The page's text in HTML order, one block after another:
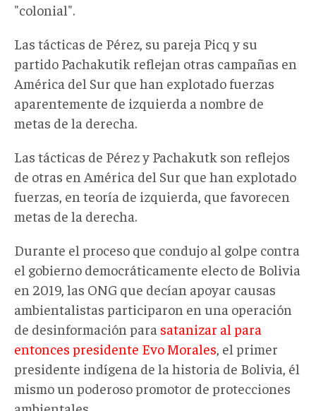
"colonial".
Las tácticas de Pérez, su pareja Picq y su
partido Pachakutik reflejan otras campañas en
América del Sur que han explotado fuerzas
aparentemente de izquierda a nombre de
metas de la derecha.
Las tácticas de Pérez y Pachakutk son reflejos
de otras en América del Sur que han explotado
fuerzas, en teoría de izquierda, que favorecen
metas de la derecha.
Durante el proceso que condujo al golpe contra
el gobierno democráticamente electo de Bolivia
en 2019, las ONG que decían apoyar causas
ambientalistas participaron en una operación
de desinformación para satanizar al para
entonces presidente Evo Morales, el primer
presidente indígena de la historia de Bolivia, él
mismo un poderoso promotor de protecciones